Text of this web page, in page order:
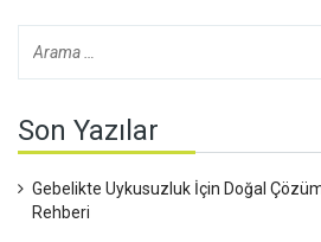
Son Yazılar
Gebelikte Uykusuzluk İçin Doğal
Rehberi